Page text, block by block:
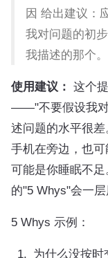
因 给出建议：
我对问题的初
我描述的那个。
使用建议： 这个
——"不要假设我对
述问题的水平很
手机在旁边，也
可能是你睡眠不
的"5 Whys"会一层
5 Whys 示例：
为什么没按